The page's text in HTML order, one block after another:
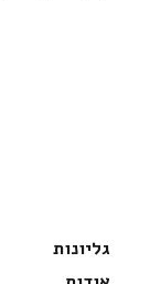
גליונות